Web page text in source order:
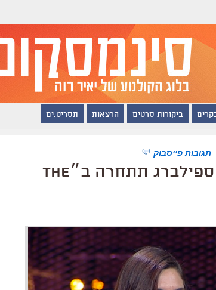
ביקורות סרטים הרצאות תסריט.ים
תגובות פייסבוק
האחיינית של סטיבן ספילברג תתחרה ב״The